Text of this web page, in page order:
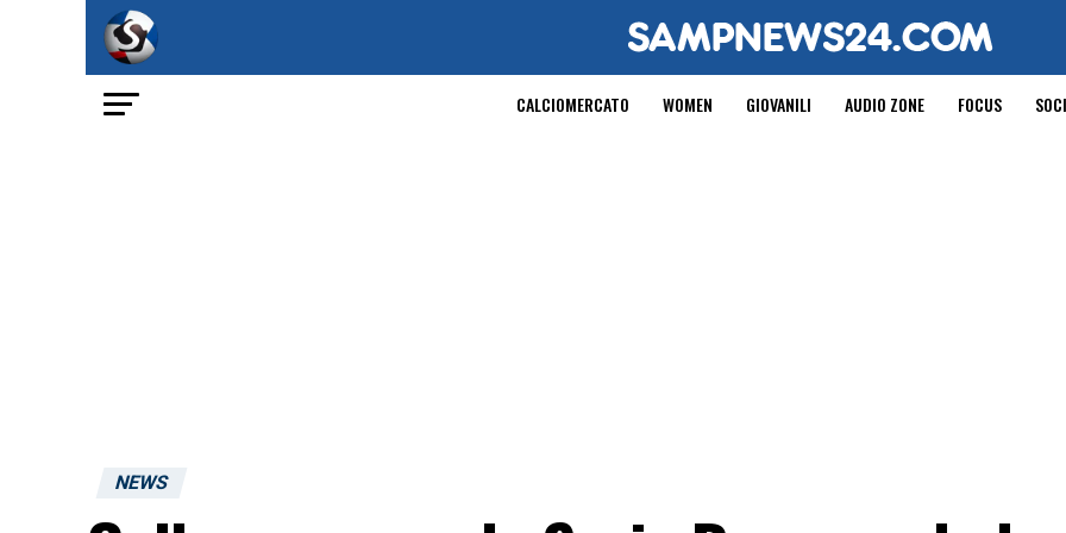
CALCIOMERCATO WOMEN GIOVANILI AUDIO ZONE FOCUS
NEWS